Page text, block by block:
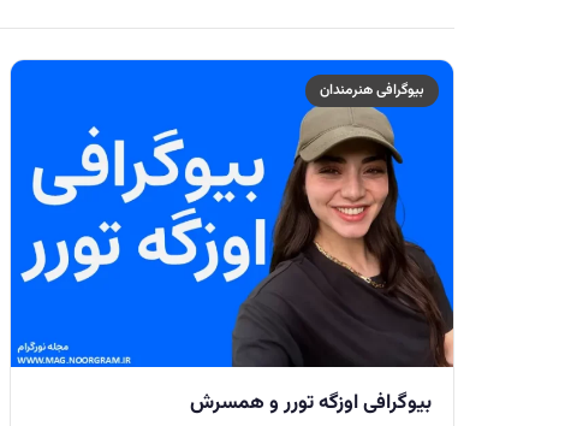
بیوگرافی هنرمندان
بیوگرافی اوزگه تورر و همسرش